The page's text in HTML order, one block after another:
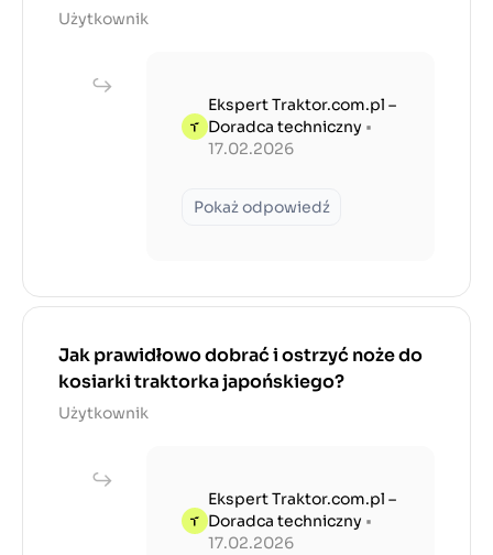
Użytkownik
Ekspert Traktor.com.pl –
Doradca techniczny •
17.02.2026
Pokaż odpowiedź
Jak prawidłowo dobrać i ostrzyć noże do
kosiarki traktorka japońskiego?
Użytkownik
Ekspert Traktor.com.pl –
Doradca techniczny •
17.02.2026